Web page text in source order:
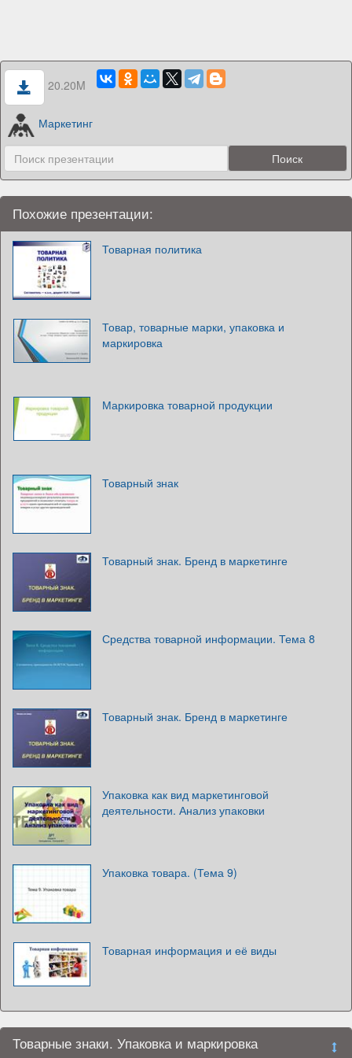
20.20M
Маркетинг
Похожие презентации:
Товарная политика
Товар, товарные марки, упаковка и
маркировка
Маркировка товарной продукции
Товарный знак
Товарный знак. Бренд в маркетинге
Средства товарной информации. Тема 8
Товарный знак. Бренд в маркетинге
Упаковка как вид маркетинговой
деятельности. Анализ упаковки
Упаковка товара. (Тема 9)
Товарная информация и её виды
Товарные знаки. Упаковка и маркировка